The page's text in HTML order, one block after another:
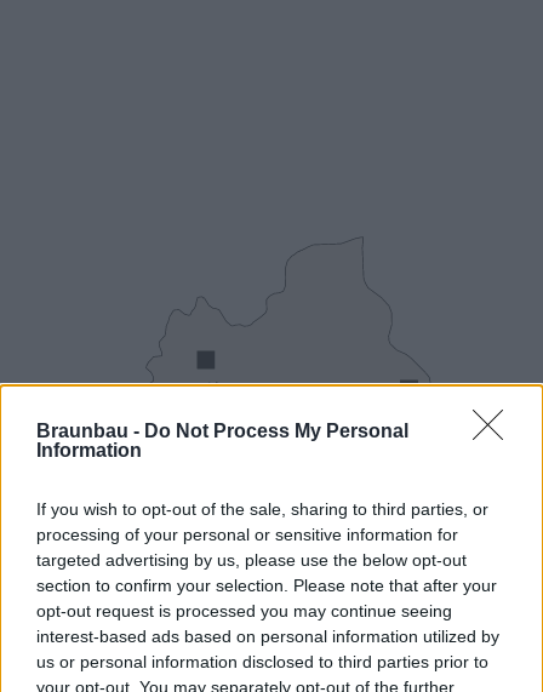
Braunbau - Do Not Process My Personal
Information
If you wish to opt-out of the sale, sharing to third parties, or
processing of your personal or sensitive information for
targeted advertising by us, please use the below opt-out
section to confirm your selection. Please note that after your
opt-out request is processed you may continue seeing
interest-based ads based on personal information utilized by
us or personal information disclosed to third parties prior to
your opt-out. You may separately opt-out of the further